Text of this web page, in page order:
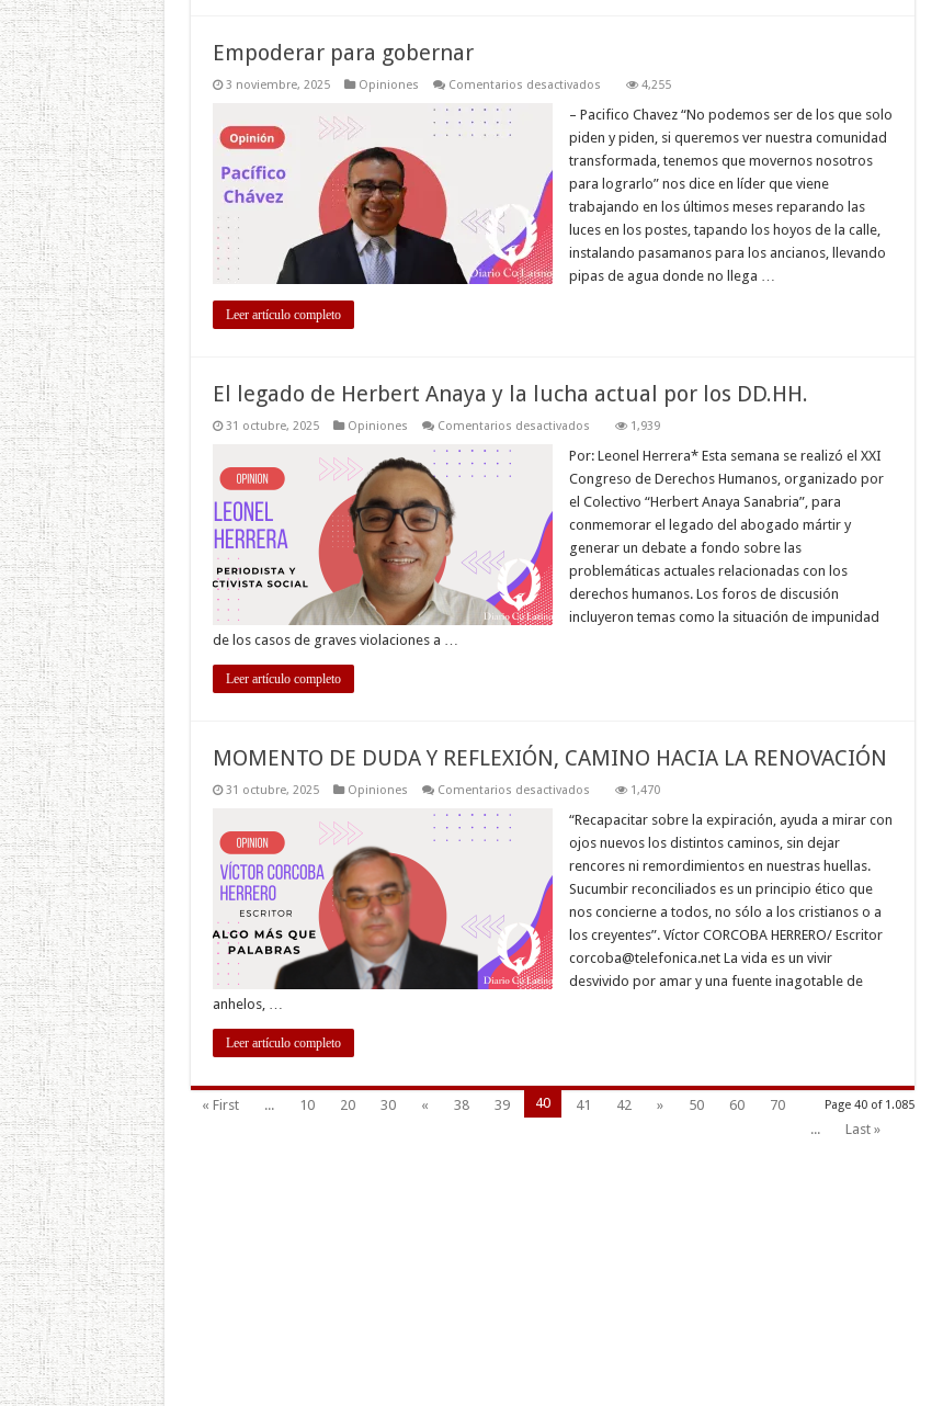
Empoderar para gobernar
3 noviembre, 2025 Opiniones Comentarios desactivadosen
para
4,255
– Pacifico Chavez “No podemos ser de los que solo
piden y piden, si queremos ver nuestra comunidad
transformada, tenemos que movernos nosotros
para lograrlo” nos dice en líder que viene
trabajando en los últimos meses reparando las
luces en los postes, tapando los hoyos de la calle,
instalando pasamanos para los ancianos, llevando
pipas de agua donde no llega …
Leer artículo completo
El legado de Herbert Anaya y la lucha actual por los DD.HH.
31 octubre, 2025 Opiniones Comentarios desactivadosen
legado
Herbert
Anaya
y
la
actual
por
DD.HH.
1,939
Por: Leonel Herrera* Esta semana se realizó el XXI
Congreso de Derechos Humanos, organizado por
el Colectivo “Herbert Anaya Sanabria”, para
conmemorar el legado del abogado mártir y
generar un debate a fondo sobre las
problemáticas actuales relacionadas con los
derechos humanos. Los foros de discusión
incluyeron temas como la situación de impunidad
de los casos de graves violaciones a …
Leer artículo completo
MOMENTO DE DUDA Y REFLEXIÓN, CAMINO HACIA LA RENOVACIÓN
31 octubre, 2025 Opiniones Comentarios desactivadosen
DE
DUDA
Y
REFLEXIÓN,
CAMINO
HACIA
RENOVACIÓN
1,470
“Recapacitar sobre la expiración, ayuda a mirar con
ojos nuevos los distintos caminos, sin dejar
rencores ni remordimientos en nuestras huellas.
Sucumbir reconciliados es un principio ético que
nos concierne a todos, no sólo a los cristianos o a
los creyentes”. Víctor CORCOBA HERRERO/ Escritor
corcoba@telefonica.netLa vida es un vivir
desvivido por amar y una fuente inagotable de
anhelos, …
Leer artículo completo
Page 40 of 1.085
« First ... 10 20 30 « 38 39 40 41 42 » 50 60
70
...
Last »